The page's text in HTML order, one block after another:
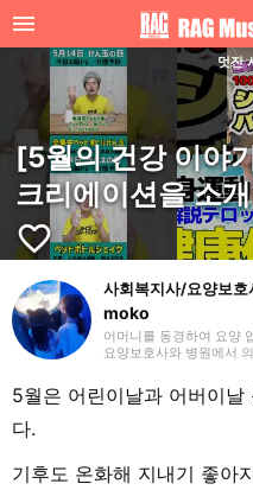
멋진
[5월의 건강 이야
크리에이션을 소
favorite_border
사회복지사/요양보호
moko
어머니를 동경하여 요양
요양보호사와 병원에서
마, moko라고 합니다. 이
서의 경험을 살려 주로
5월은 어린이날과 어버이
다.
기후도 온화해 지내기 좋아